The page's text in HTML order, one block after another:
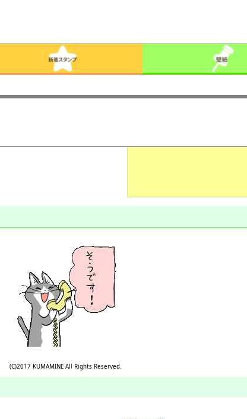
(C)2017 KUMAMINE All Rights Reserved.